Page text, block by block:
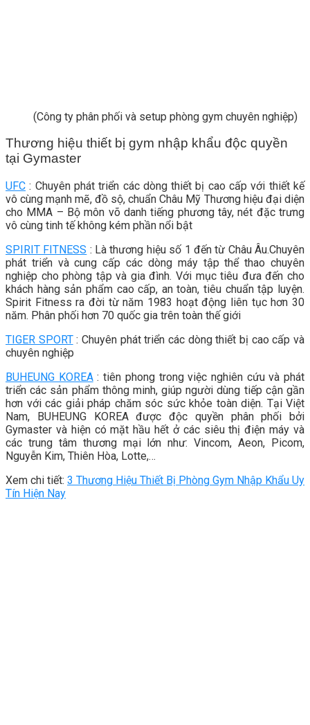
(Công ty phân phối và setup phòng gym chuyên nghiệp)
Thương hiệu thiết bị gym nhập khẩu độc quyền
tại Gymaster
UFC : Chuyên phát triển các dòng thiết bị cao cấp với thiết kế
vô cùng mạnh mẽ, đồ sộ, chuẩn Châu Mỹ Thương hiệu đại diện
cho MMA – Bộ môn võ danh tiếng phương tây, nét đặc trưng
vô cùng tinh tế không kém phần nổi bật
SPIRIT FITNESS : Là thương hiệu số 1 đến từ Châu Âu.Chuyên
phát triển và cung cấp các dòng máy tập thể thao chuyên
nghiệp cho phòng tập và gia đình. Với mục tiêu đưa đến cho
khách hàng sản phẩm cao cấp, an toàn, tiêu chuẩn tập luyện.
Spirit Fitness ra đời từ năm 1983 hoạt động liên tục hơn 30
năm. Phân phối hơn 70 quốc gia trên toàn thế giới
TIGER SPORT: Chuyên phát triển các dòng thiết bị cao cấp và
chuyên nghiệp
BUHEUNG KOREA: tiên phong trong việc nghiên cứu và phát
triển các sản phẩm thông minh, giúp người dùng tiếp cận gần
hơn với các giải pháp chăm sóc sức khỏe toàn diện. Tại Việt
Nam, BUHEUNG KOREA được độc quyền phân phối bởi
Gymaster và hiện có mặt hầu hết ở các siêu thị điện máy và
các trung tâm thương mại lớn như: Vincom, Aeon, Picom,
Nguyễn Kim, Thiên Hòa, Lotte,…
Xem chi tiết: 3 Thương Hiệu Thiết Bị Phòng Gym Nhập Khẩu Uy
Tín Hiện Nay